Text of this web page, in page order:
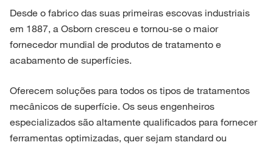
Desde o fabrico das suas primeiras escovas industriais
em 1887, a Osborn cresceu e tornou-se o maior
fornecedor mundial de produtos de tratamento e
acabamento de superfícies.
Oferecem soluções para todos os tipos de tratamentos
mecânicos de superfície. Os seus engenheiros
especializados são altamente qualificados para fornecer
ferramentas optimizadas, quer sejam standard ou